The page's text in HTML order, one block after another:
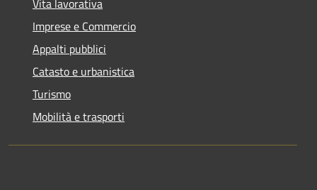
Vita lavorativa
Imprese e Commercio
Appalti pubblici
Catasto e urbanistica
Turismo
Mobilità e trasporti